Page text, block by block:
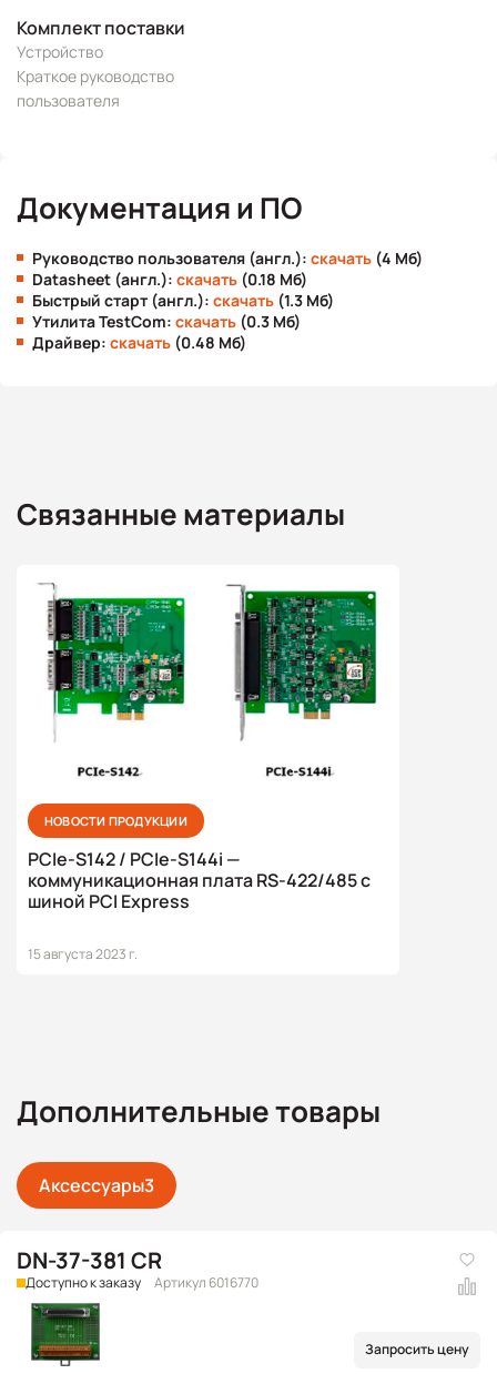
Комплект поставки
Устройство
Краткое руководство
пользователя
Документация и ПО
Руководство пользователя (англ.): скачать (4 Мб)
Datasheet (англ.): скачать (0.18 Мб)
Быстрый старт (англ.): скачать (1.3 Мб)
Утилита TestCom: скачать (0.3 Мб)
Драйвер: скачать (0.48 Мб)
Связанные материалы
НОВОСТИ ПРОДУКЦИИ
PCIe-S142 / PCIe-S144i —
коммуникационная плата RS-422/485 с
шиной PCI Express
15 августа 2023 г.
Дополнительные товары
Аксессуары3
DN-37-381 CR
Доступно к заказу Артикул 6016770
Запросить цену